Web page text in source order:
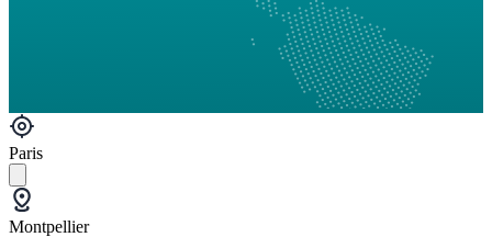
Paris
Montpellier